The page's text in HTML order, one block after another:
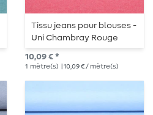
Tissu jeans pour blouses -
Uni Chambray Rouge
10,09 € *
1 mètre(s) | 10,09 € / mètre(s)